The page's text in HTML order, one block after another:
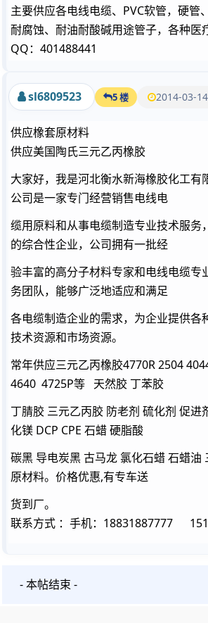
主要供应各电线电缆、PVC软管，硬管
耐腐蚀、耐油耐酸碱用途管子，各种医
QQ：401488441
sl6809523 5 楼 2014-03-
供应橡套原材料
供应美国陶氏三元乙丙橡胶
大家好，我是河北衡水新海橡胶化工有
公司是一家专门经营销售电线电
缆用原料和从事电缆制造专业技术服务
的综合性企业，公司拥有一批经
验丰富的高分子材料专家和电线电缆专
务团队，能够广泛地适应和满足
各电缆制造企业的需求，为企业提供各
技术资源和市场资源。
常年供应三元乙丙橡胶4770R 2504
4640 4725P等 天然胶 丁苯胶
丁腈胶 三元乙丙胶 防老剂 硫化剂 促进
化镁 DCP CPE 石蜡 硬脂酸
碳黑 导电炭黑 古马龙 氯化石蜡 石蜡油
原材料。价格优惠,有专车送
货到厂。
联系方式 ：手机：18831887777
- 本帖结束 -